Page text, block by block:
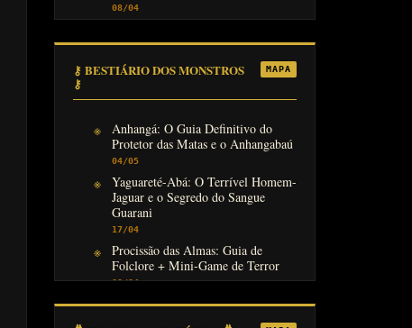
08/04
⚷ BESTIÁRIO DOS MONSTROS
⚷
MAPA
Anhangá: O Guia Definitivo do
Protetor das Matas e o Anhangabaú
04/05
Yaguareté-Abá: O Terrível Homem-
Jaguar e o Segredo do Sangue
Guarani
17/04
Procissão das Almas: Guia de
Folclore + Mini-Game de Terror
08/04